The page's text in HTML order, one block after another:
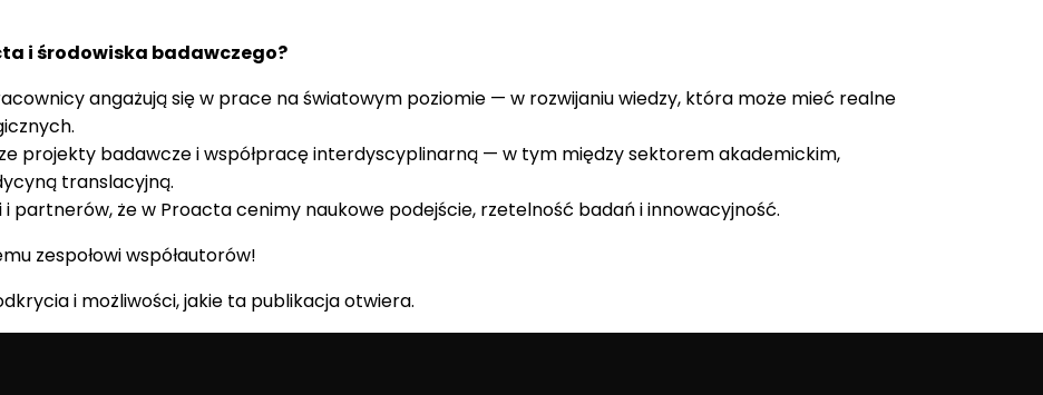
i środowiska badawczego?
angażują się w prace na światowym poziomie — w rozwijaniu wiedzy, która może mieć realne
projekty badawcze i współpracę interdyscyplinarną — w tym między sektorem akademickim,
translacyjną.
i partnerów, że w Proacta cenimy naukowe podejście, rzetelność badań i innowacyjność.
zespołowi współautorów!
i możliwości, jakie ta publikacja otwiera.